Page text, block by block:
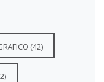
(42)